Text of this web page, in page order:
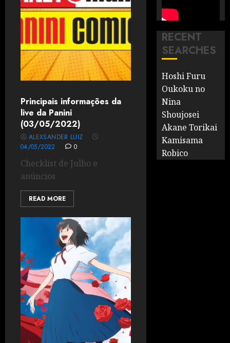
Principais informações da
live da Panini
(03/05/2022)
ALEXSANDER LUIZ
04/05/2022
0
Checklist de Julho e
anúncios
READ MORE
RECENT
SEARCHES
Hoshi Furu
Oukoku no
Nina
Shoujosei
Akane Torikai
Kamisama
Robico